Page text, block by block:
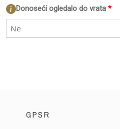
*
Donoseći ogledalo do vrata
Ne
GPSR